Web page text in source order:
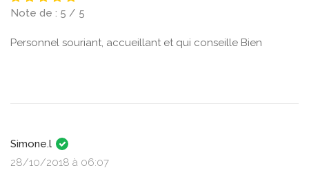
Note de : 5 / 5
Personnel souriant, accueillant et qui conseille Bien
Simone.l
28/10/2018 à 06:07